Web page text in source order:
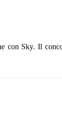
Sky. Il